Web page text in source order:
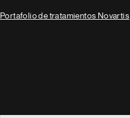
Portafolio de tratamientos Novartis